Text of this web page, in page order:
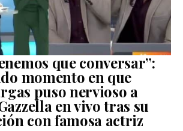
que conversar”:
momento en que
puso nervioso a
en vivo tras su
con famosa actriz